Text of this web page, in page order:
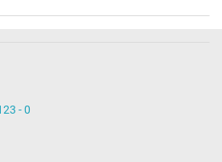
(ca.)
- 0